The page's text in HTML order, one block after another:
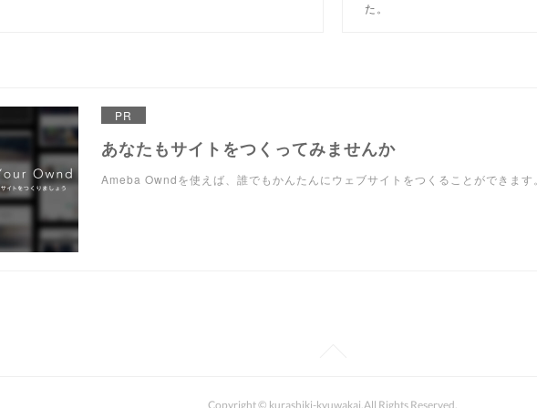
た。
PR
あなたもサイトをつくってみませんか
Ameba Owndを使えば、誰でもかんたんにウェブサイトをつくることができます
Copyright © kurashiki-kyuwakai.All Rights Reserved.